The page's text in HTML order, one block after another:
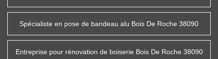
Spécialiste en pose de bandeau alu Bois De Roche 38090
Entreprise pour rénovation de boiserie Bois De Roche 38090